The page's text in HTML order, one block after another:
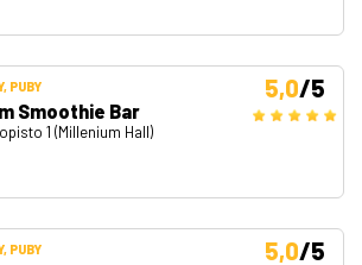
PUBY
Smoothie Bar
1 (Millenium Hall)
5,0/5
PUBY 5,0/5